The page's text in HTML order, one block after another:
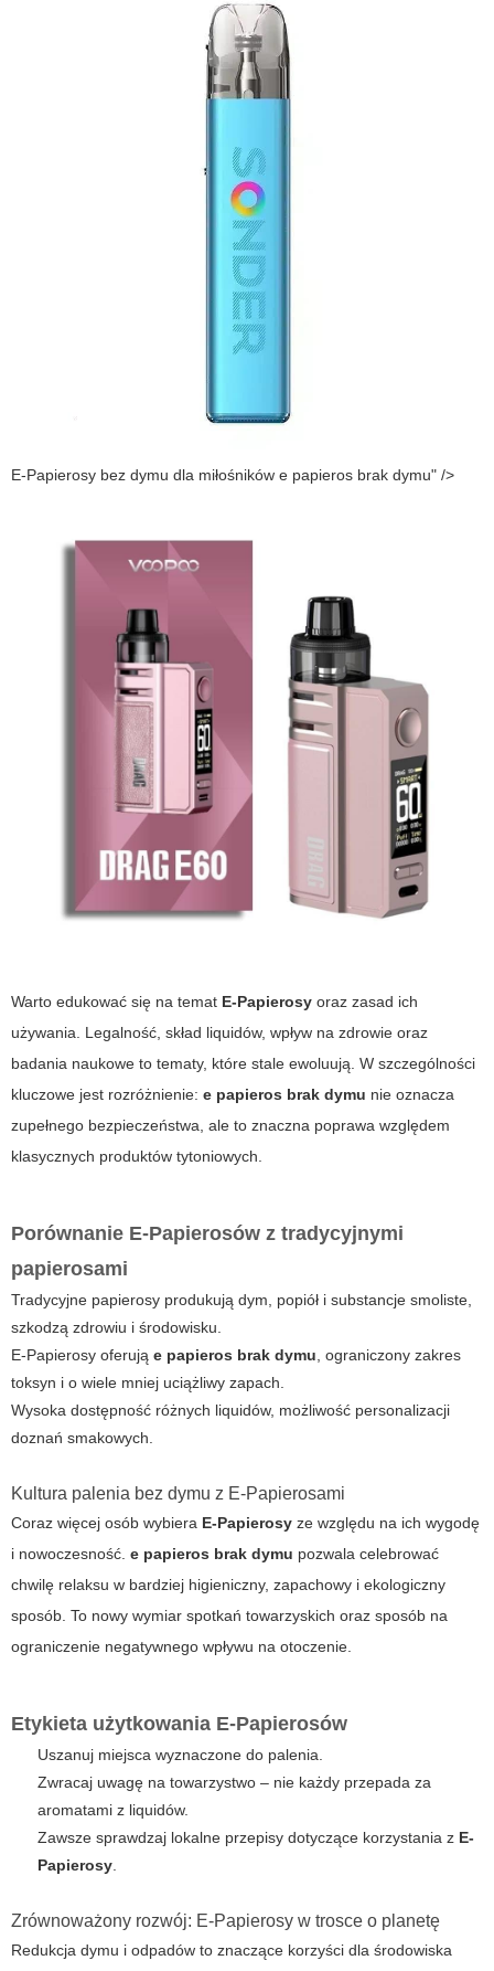
E-Papierosy bez dymu dla miłośników e papieros brak dymu" />
Warto edukować się na temat E-Papierosy oraz zasad ich
używania. Legalność, skład liquidów, wpływ na zdrowie oraz
badania naukowe to tematy, które stale ewoluują. W szczególności
kluczowe jest rozróżnienie: e papieros brak dymu nie oznacza
zupełnego bezpieczeństwa, ale to znaczna poprawa względem
klasycznych produktów tytoniowych.
Porównanie E-Papierosów z tradycyjnymi
papierosami
Tradycyjne papierosy produkują dym, popiół i substancje smoliste,
szkodzą zdrowiu i środowisku.
E-Papierosy oferują e papieros brak dymu, ograniczony zakres
toksyn i o wiele mniej uciążliwy zapach.
Wysoka dostępność różnych liquidów, możliwość personalizacji
doznań smakowych.
Kultura palenia bez dymu z E-Papierosami
Coraz więcej osób wybiera E-Papierosy ze względu na ich wygodę
i nowoczesność. e papieros brak dymu pozwala celebrować
chwilę relaksu w bardziej higieniczny, zapachowy i ekologiczny
sposób. To nowy wymiar spotkań towarzyskich oraz sposób na
ograniczenie negatywnego wpływu na otoczenie.
Etykieta użytkowania E-Papierosów
Uszanuj miejsca wyznaczone do palenia.
Zwracaj uwagę na towarzystwo – nie każdy przepada za
aromatami z liquidów.
Zawsze sprawdzaj lokalne przepisy dotyczące korzystania z E-
Papierosy.
Zrównoważony rozwój: E-Papierosy w trosce o planetę
Redukcja dymu i odpadów to znaczące korzyści dla środowiska